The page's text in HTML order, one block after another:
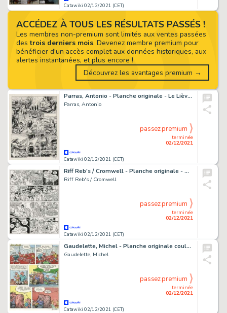
Catawiki 02/12/2021 (CET)
Parras, Antonio - Planche originale - Le Lièvre de Mars T1 - (1993)
Parras, Antonio
Catawiki 02/12/2021 (CET)
terminée
02/12/2021
passez premium
Riff Reb's / Cromwell - Planche originale - Aaargl ! - (1987)
Riff Reb's / Cromwell
Catawiki 02/12/2021 (CET)
terminée
02/12/2021
passez premium
Gaudelette, Michel - Planche originale couleur - Fluide Glacial - Jeux de balles - (1997)
Gaudelette, Michel
Catawiki 02/12/2021 (CET)
terminée
02/12/2021
passez premium
ACCÉDEZ À TOUS LES RÉSULTATS PASSÉS !
Les membres non-premium sont limités aux ventes passées
destrois derniers mois. Devenez membre premium pour
bénéficier d'un accès complet aux données historiques, aux
alertes instantanées, et plus encore !
Découvrez les avantages premium →